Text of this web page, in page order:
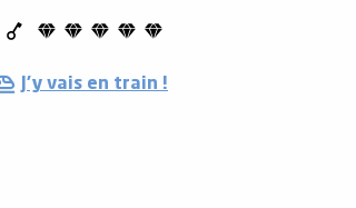
J'y vais en train !